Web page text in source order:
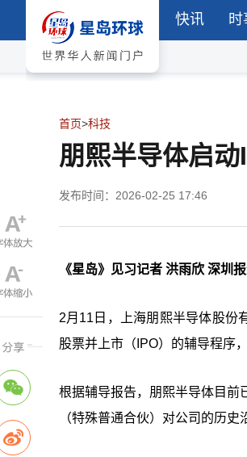
快讯 时
首页>科技
朋熙半导体启
发布时间：2026-02-25 17:46
《星岛》见习记者 洪雨欣 深圳
2月11日，上海朋熙半导体股份
股票并上市（IPO）的辅导程序
根据辅导报告，朋熙半导体目前
（特殊普通合伙）对公司的历